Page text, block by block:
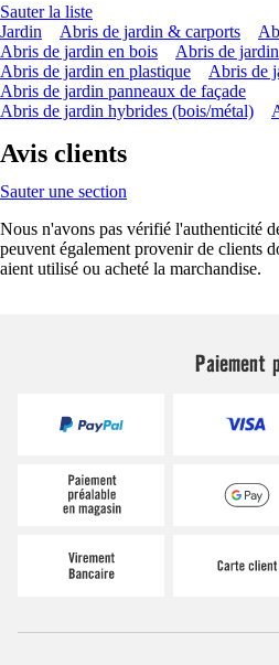
Sauter la liste
Jardin
Abris de jardin & carports
Abris de jardin en bois
Abris de
Abris de jardin en plastique
Abris de
Abris de jardin panneaux de façade
Abris de jardin hybrides (bois/métal)
Avis clients
Sauter une section
Nous n'avons pas vérifié l'authenticité
peuvent également provenir de clients
aient utilisé ou acheté la marchandise.
Paiement